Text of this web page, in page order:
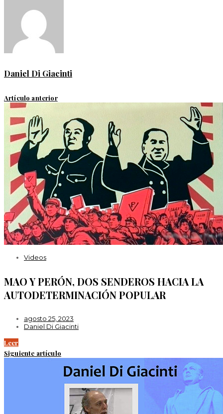
Daniel Di Giacinti
Artículo anterior
Videos
MAO Y PERÓN, DOS SENDEROS HACIA LA
AUTODETERMINACIÓN POPULAR
agosto 25, 2023
Daniel Di Giacinti
Leer
Siguiente artículo